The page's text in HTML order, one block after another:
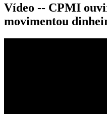
Vídeo -- CPMI
movimentou